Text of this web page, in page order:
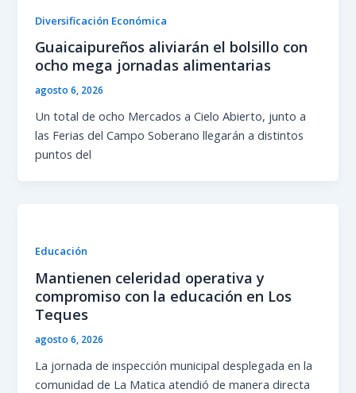
Diversificación Económica
Guaicaipureños aliviarán el bolsillo con
ocho mega jornadas alimentarias
agosto 6, 2026
Un total de ocho Mercados a Cielo Abierto, junto a
las Ferias del Campo Soberano llegarán a distintos
puntos del
Educación
Mantienen celeridad operativa y
compromiso con la educación en Los
Teques
agosto 6, 2026
La jornada de inspección municipal desplegada en la
comunidad de La Matica atendió de manera directa